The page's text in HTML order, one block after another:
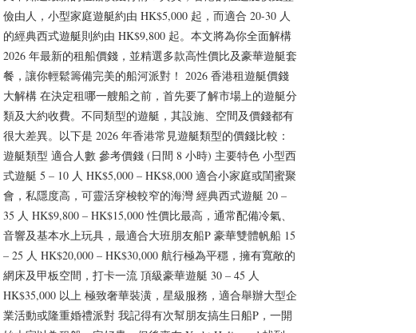
儉由人，小型家庭遊艇約由 HK$5,000 起，而適合 20-30 人
的經典西式遊艇則約由 HK$9,800 起。本文將為你全面解構
2026 年最新的租船價錢，並精選多款高性價比及豪華遊艇套
餐，讓你輕鬆籌備完美的船河派對！ 2026 香港租遊艇價錢
大解構 在決定租哪一艘船之前，首先要了解市場上的遊艇分
類及大約收費。不同類型的遊艇，其設施、空間及價錢都有
很大差異。以下是 2026 年香港常見遊艇類型的價錢比較：
遊艇類型 適合人數 參考價錢 (日間 8 小時) 主要特色 小型西
式遊艇 5 – 10 人 HK$5,000 – HK$8,000 適合小家庭或閨蜜聚
會，私隱度高，可靈活穿梭較窄的海灣 經典西式遊艇 20 –
35 人 HK$9,800 – HK$15,000 性價比最高，通常配備冷氣、
音響及基本水上玩具，最適合大班朋友船P 豪華雙體帆船 15
– 25 人 HK$20,000 – HK$30,000 航行極為平穩，擁有寬敞的
網床及甲板空間，打卡一流 頂級豪華遊艇 30 – 45 人
HK$35,000 以上 極致奢華裝潢，星級服務，適合舉辦大型企
業活動或隆重婚禮派對 我記得有次幫朋友搞生日船P，一開